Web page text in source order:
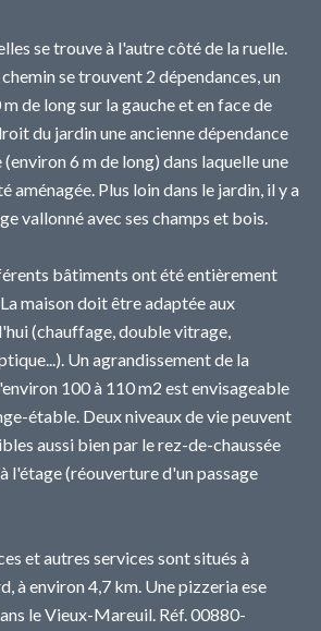
se trouve à l'autre côté de la ruelle.
se trouvent 2 dépendances, un
de long sur la gauche et en face de
du jardin une ancienne dépendance
6 m de long) dans laquelle une
aménagée. Plus loin dans le jardin, il y a
vallonné avec ses champs et bois.
bâtiments ont été entièrement
maison doit être adaptée aux
(chauffage, double vitrage,
Un agrandissement de la
100 à 110 m2 est envisageable
étable. Deux niveaux de vie peuvent
aussi bien par le rez-de-chaussée
l'étage (réouverture d'un passage
et autres services sont situés à
à environ 4,7 km. Une pizzeria ese
le Vieux-Mareuil. Réf. 00880-